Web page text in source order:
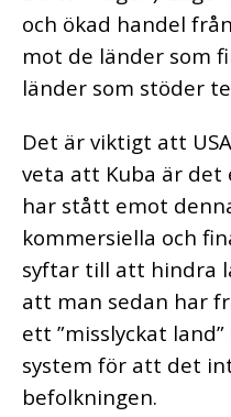
och ökad handel
mot de länder som
länder som stöder
Det är viktigt att
veta att Kuba är det
har stått emot
kommersiella och
syftar till att hindra
att man sedan har
ett ”misslyckat
system för att det
befolkningen.